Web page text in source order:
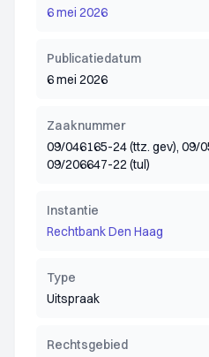
6 mei 2026
Publicatiedatum
6 mei 2026
Zaaknummer
09/046165-24 (ttz. gev), 09/
09/206647-22 (tul)
Instantie
Rechtbank Den Haag
Type
Uitspraak
Rechtsgebied